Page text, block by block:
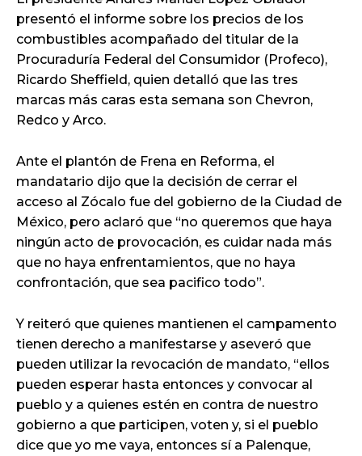
presentó el informe sobre los precios de los
combustibles acompañado del titular de la
Procuraduría Federal del Consumidor (Profeco),
Ricardo Sheffield, quien detalló que las tres
marcas más caras esta semana son Chevron,
Redco y Arco.
Ante el plantón de Frena en Reforma, el
mandatario dijo que la decisión de cerrar el
acceso al Zócalo fue del gobierno de la Ciudad de
México, pero aclaró que “no queremos que haya
ningún acto de provocación, es cuidar nada más
que no haya enfrentamientos, que no haya
confrontación, que sea pacifico todo”.
Y reiteró que quienes mantienen el campamento
tienen derecho a manifestarse y aseveró que
pueden utilizar la revocación de mandato, “ellos
pueden esperar hasta entonces y convocar al
pueblo y a quienes estén en contra de nuestro
gobierno a que participen, voten y, si el pueblo
dice que yo me vaya, entonces sí a Palenque,